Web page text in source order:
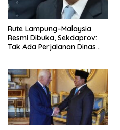
Rute Lampung–Malaysia
Resmi Dibuka, Sekdaprov:
Tak Ada Perjalanan Dinas